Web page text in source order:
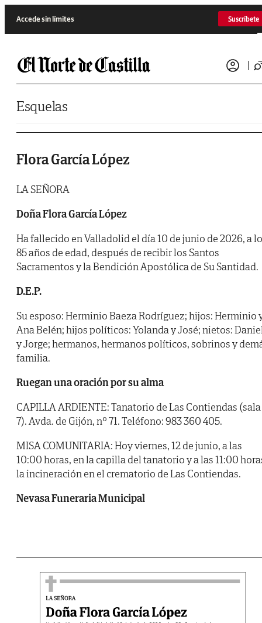
Accede sin límites Suscríbete
Esquelas
Flora García López
LA SEÑORA
Doña Flora García López
Ha fallecido en Valladolid el día 10 de junio de 2026, a
85 años de edad, después de recibir los Santos
Sacramentos y la Bendición Apostólica de Su Santidad.
D.E.P.
Su esposo: Herminio Baeza Rodríguez; hijos: Herminio
Ana Belén; hijos políticos: Yolanda y José; nietos:
y Jorge; hermanos, hermanos políticos, sobrinos y
familia.
Ruegan una oración por su alma
CAPILLA ARDIENTE: Tanatorio de Las Contiendas (sala
7). Avda. de Gijón, nº 71. Teléfono: 983 360 405.
MISA COMUNITARIA: Hoy viernes, 12 de junio, a las
10:00 horas, en la capilla del tanatorio y a las 11:00
la incineración en el crematorio de Las Contiendas.
Nevasa Funeraria Municipal